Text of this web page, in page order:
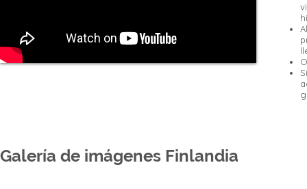
Galería de imágenes Finlandia